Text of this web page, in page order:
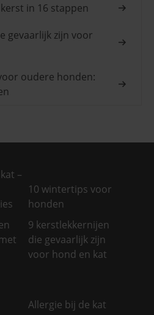
in 16 stappen
gevaarlijk zijn voor
oudere honden:
–
10 wintertips voor
honden
9 kerstlekkernijen
die gevaarlijk zijn
voor hond en kat
Allergie bij de kat